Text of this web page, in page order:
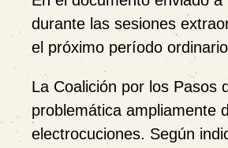
durante las sesiones
el próximo período
La Coalición por los Pasos
problemática ampliamente
electrocuciones. Según